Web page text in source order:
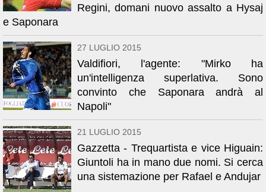
Regini, domani nuovo assalto a Hysaj
e Saponara
27 LUGLIO 2015
Valdifiori, l'agente: "Mirko ha
un'intelligenza superlativa. Sono
convinto che Saponara andrà al
Napoli"
21 LUGLIO 2015
Gazzetta - Trequartista e vice Higuain:
Giuntoli ha in mano due nomi. Si cerca
una sistemazione per Rafael e Andujar